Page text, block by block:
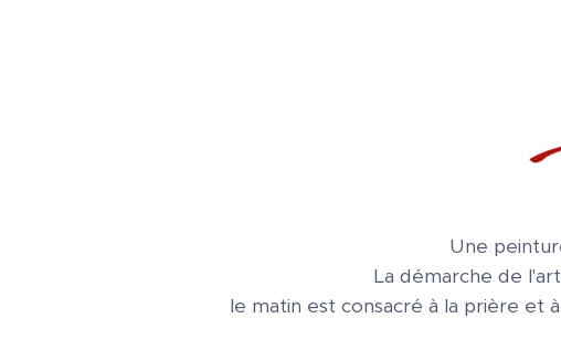
Une
La démarche de
le matin est consacré à la prière et